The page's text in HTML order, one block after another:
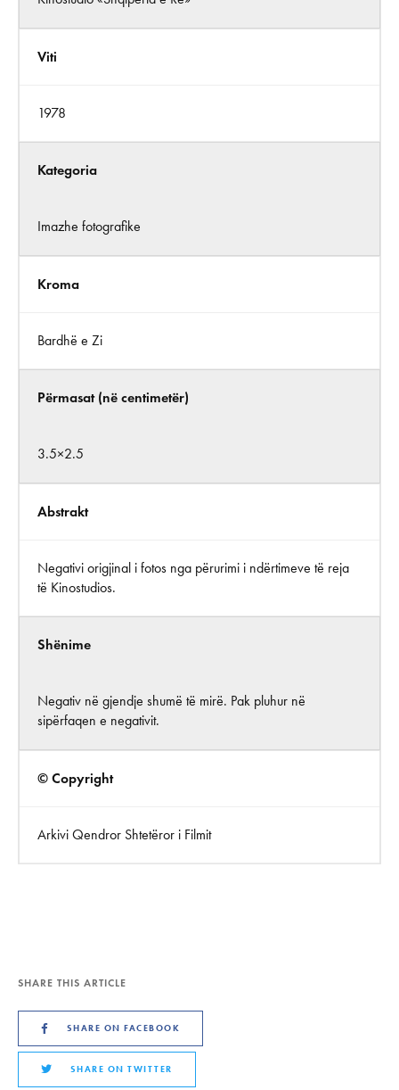
Viti
1978
Kategoria
Imazhe fotografike
Kroma
Bardhë e Zi
Përmasat (në centimetër)
3.5×2.5
Abstrakt
Negativi origjinal i fotos nga përurimi i ndërtimeve të reja
të Kinostudios.
Shënime
Negativ në gjendje shumë të mirë. Pak pluhur në
sipërfaqen e negativit.
© Copyright
Arkivi Qendror Shtetëror i Filmit
SHARE THIS ARTICLE
SHARE ON FACEBOOK
SHARE ON TWITTER